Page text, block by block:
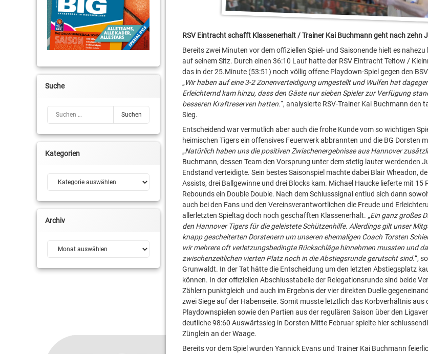
RSV Eintracht schafft Klassenerhalt / Trainer Kai Buchmann geht nach zehn
Bereits zwei Minuten vor dem offiziellen Spiel- und Saisonende hielt es
auf seinem Sitz. Durch einen 36:10 Lauf hatte der RSV Eintracht Teltow /
das in der 25.Minute (53:51) noch völlig offene Playdown-Spiel gegen den
„Wir haben auf eine 3-2 Zonenverteidigung umgestellt und Wulfen hat
Erleichternd kam hinzu, dass den Gäste nur sieben Spieler zur Verfügung
besseren Kraftreserven hatten.“, analysierte RSV-Trainer Kai Buchmann den
Sieg.
Entscheidend war vermutlich aber auch die frohe Kunde vom so wichtigen
heimischen Tigers ein offensives Feuerwerk abbrannten und die BG Dorsten
„Natürlich haben uns die positiven Zwischenergebnisse aus Hannover
Buchmann, dessen Team den Vorsprung unter dem stetig lauter werdenden
Endstand verteidigte. Sein bestes Saisonspiel machte dabei Blair Wheadon,
Assists, drei Ballgewinne und drei Blocks kam. Michael Haucke lieferte mit 15
Rebounds ein Double Double. Nach dem Schlusssignal entlud sich dann
auch bei den Fans und den Vereinsverantwortlichen die Freude und
allerletzten Spieltag doch noch geschafften Klassenerhalt. „Ein ganz großes
den Hannover Tigers für die geleistete Schützenhilfe. Allerdings gilt unser
knapp gescheiterten Dorstenern um unseren ehemaligen Coach Torsten
wir mehrere oft verletzungsbedingte Rückschläge hinnehmen mussten und
zwischenzeitlichen vierten Platz noch in die Abstiegsrunde gerutscht sind.“,
Grunwaldt. In der Tat hätte die Entscheidung um den letzten Abstiegsplatz
können. In der offiziellen Abschlusstabelle der Relegationsrunde sind beide
Zählern punktgleich und auch im Ergebnis der vier direkten Duelle
zwei Siege auf der Habenseite. Somit musste letztlich das Korbverhältnis aus
Playdownspielen sowie den Partien aus der regulären Saison über den
deutliche 98:60 Auswärtssieg in Dorsten Mitte Februar spielte hier
Zünglein an der Waage.
Bereits vor dem Spiel wurden Yannick Evans und Trainer Kai Buchmann
Suche
Kategorien
Kategorien
Archiv
Archiv